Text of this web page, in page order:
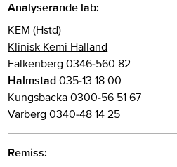
Analyserande lab:
KEM (Hstd)
Klinisk Kemi Halland
Falkenberg 0346-560 82
Halmstad 035-13 18 00
Kungsbacka 0300-56 51 67
Varberg 0340-48 14 25
Remiss: